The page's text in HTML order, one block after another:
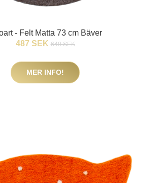
- Felt Matta 73 cm Bäver
487 SEK 649 SEK
MER INFO!